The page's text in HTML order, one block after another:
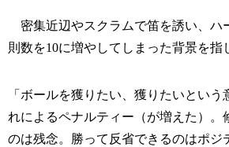
密集近辺やスクラムで笛を誘い、ハ
則数を10に増やしてしまった背景を指
「ボールを獲りたい、獲りたいとい
れによるペナルティー（が増えた）。
のは残念。勝って反省できるのはポジ